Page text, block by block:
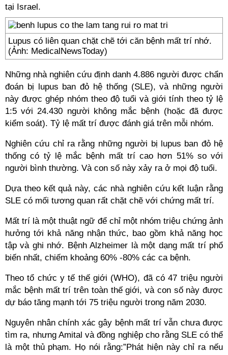
tại Israel.
Lupus có liên quan chặt chẽ tới căn bệnh mất trí nhớ.
(Ảnh: MedicalNewsToday)
Những nhà nghiên cứu định danh 4.886 người được chẩn
đoán bị lupus ban đỏ hệ thống (SLE), và những người
này được ghép nhóm theo độ tuổi và giới tính theo tỷ lệ
1:5 với 24.430 người không mắc bệnh (hoặc đã được
kiểm soát). Tỷ lệ mất trí được đánh giá trên mỗi nhóm.
Nghiên cứu chỉ ra rằng những người bị lupus ban đỏ hệ
thống có tỷ lệ mắc bệnh mất trí cao hơn 51% so với
người bình thường. Và con số này xảy ra ở mọi độ tuổi.
Dựa theo kết quả này, các nhà nghiên cứu kết luận rằng
SLE có mối tương quan rất chặt chẽ với chứng mất trí.
Mất trí là một thuật ngữ để chỉ một nhóm triệu chứng ảnh
hưởng tới khả năng nhận thức, bao gồm khả năng học
tập và ghi nhớ. Bệnh Alzheimer là một dạng mất trí phổ
biến nhất, chiếm khoảng 60% -80% các ca bệnh.
Theo tổ chức y tế thế giới (WHO), đã có 47 triệu người
mắc bệnh mất trí trên toàn thế giới, và con số này được
dự báo tăng mạnh tới 75 triệu người trong năm 2030.
Nguyên nhân chính xác gây bệnh mất trí vẫn chưa được
tìm ra, nhưng Amital và đồng nghiệp cho rằng SLE có thể
là một thủ phạm. Họ nói rằng:”Phát hiện này chỉ ra nếu